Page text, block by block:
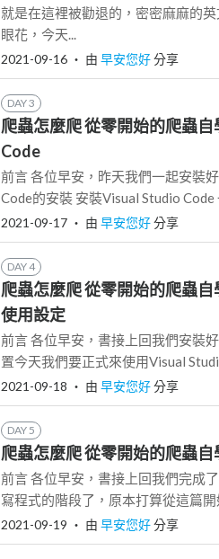
就是在這裡被勸退的，密密麻麻的
眼花，今天...
2021-09-16 ‧ 由 早安您好分享
DAY 3
爬蟲怎麼爬 從零開始的爬蟲
Code
前言 各位早安，昨天我們一起安裝
Code的安裝 安裝Visual Studio Code
2021-09-17 ‧ 由 早安您好分享
DAY 4
爬蟲怎麼爬 從零開始的爬蟲
使用設定
前言 各位早安，書接上回我們安裝
置今天我們要正式來使用Visual
2021-09-18 ‧ 由 早安您好分享
DAY 5
爬蟲怎麼爬 從零開始的爬蟲
前言 各位早安，書接上回我們完成
寫程式的階段了，原本打算從這篇開
2021-09-19 ‧ 由 早安您好分享